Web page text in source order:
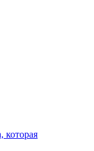
которая